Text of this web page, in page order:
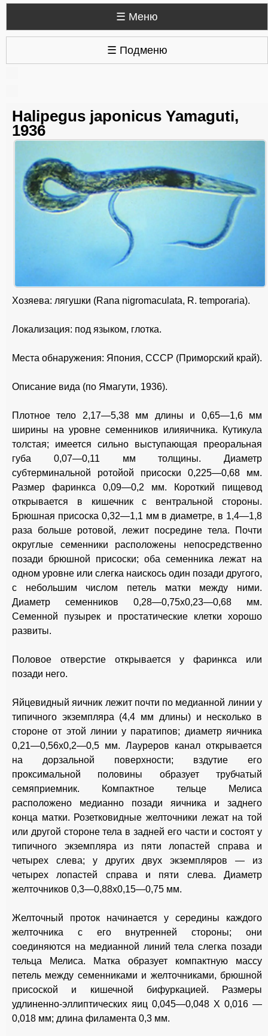
☰ Меню
☰ Подменю
Halipegus japonicus Yamaguti,
1936
Хозяева: лягушки (Rana nigromaculata, R. temporaria).
Локализация: под языком, глотка.
Места обнаружения: Япония, СССР (Приморский край).
Описание вида (по Ямагути, 1936).
Плотное тело 2,17—5,38 мм длины и 0,65—1,6 мм
ширины на уровне семенников илияичника. Кутикула
толстая; имеется сильно выступающая преоральная
губа 0,07—0,11 мм толщины. Диаметр
субтерминальной ротойой присоски 0,225—0,68 мм.
Размер фаринкса 0,09—0,2 мм. Короткий пищевод
открывается в кишечник с вентральной стороны.
Брюшная присоска 0,32—1,1 мм в диаметре, в 1,4—1,8
раза больше ротовой, лежит посредине тела. Почти
округлые семенники расположены непосредственно
позади брюшной присоски; оба семенника лежат на
одном уровне или слегка наискось один позади другого,
с небольшим числом петель матки между ними.
Диаметр семенников 0,28—0,75x0,23—0,68 мм.
Семенной пузырек и простатические клетки хорошо
развиты.
Половое отверстие открывается у фаринкса или
позади него.
Яйцевидный яичник лежит почти по медианной линии у
типичного экземпляра (4,4 мм длины) и несколько в
стороне от этой линии у паратипов; диаметр яичника
0,21—0,56x0,2—0,5 мм. Лауреров канал открывается
на дорзальной поверхности; вздутие его
проксимальной половины образует трубчатый
семяприемник. Компактное тельце Мелиса
расположено медианно позади яичника и заднего
конца матки. Розетковидные желточники лежат на той
или другой стороне тела в задней его части и состоят у
типичного экземпляра из пяти лопастей справа и
четырех слева; у других двух экземпляров — из
четырех лопастей справа и пяти слева. Диаметр
желточников 0,3—0,88x0,15—0,75 мм.
Желточный проток начинается у середины каждого
желточника с его внутренней стороны; они
соединяются на медианной линий тела слегка позади
тельца Мелиса. Матка образует компактную массу
петель между семенниками и желточниками, брюшной
присоской и кишечной бифуркацией. Размеры
удлиненно-эллиптических яиц 0,045—0,048 X 0,016 —
0,018 мм; длина филамента 0,3 мм.